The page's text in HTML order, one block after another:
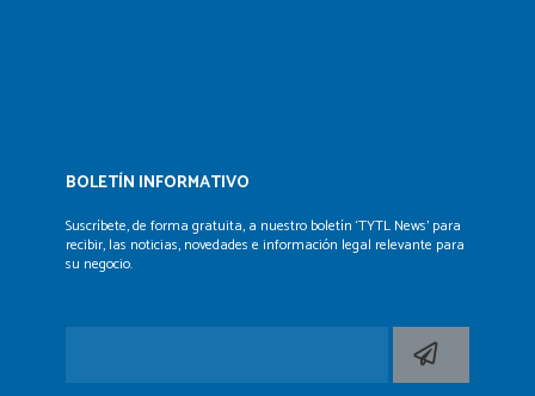
BOLETÍN INFORMATIVO
Suscríbete, de forma gratuita, a nuestro boletín ‘TYTL News’ para
recibir, las noticias, novedades e información legal relevante para
su negocio.